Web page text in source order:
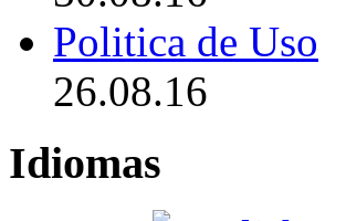
Politica de Uso
26.08.16
Idiomas